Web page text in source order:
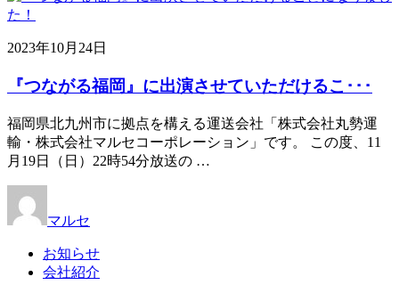
2023年10月24日
『つながる福岡』に出演させていただけるこ･･･
福岡県北九州市に拠点を構える運送会社「株式会社丸勢運
輸・株式会社マルセコーポレーション」です。 この度、11
月19日（日）22時54分放送の …
マルセ
お知らせ
会社紹介